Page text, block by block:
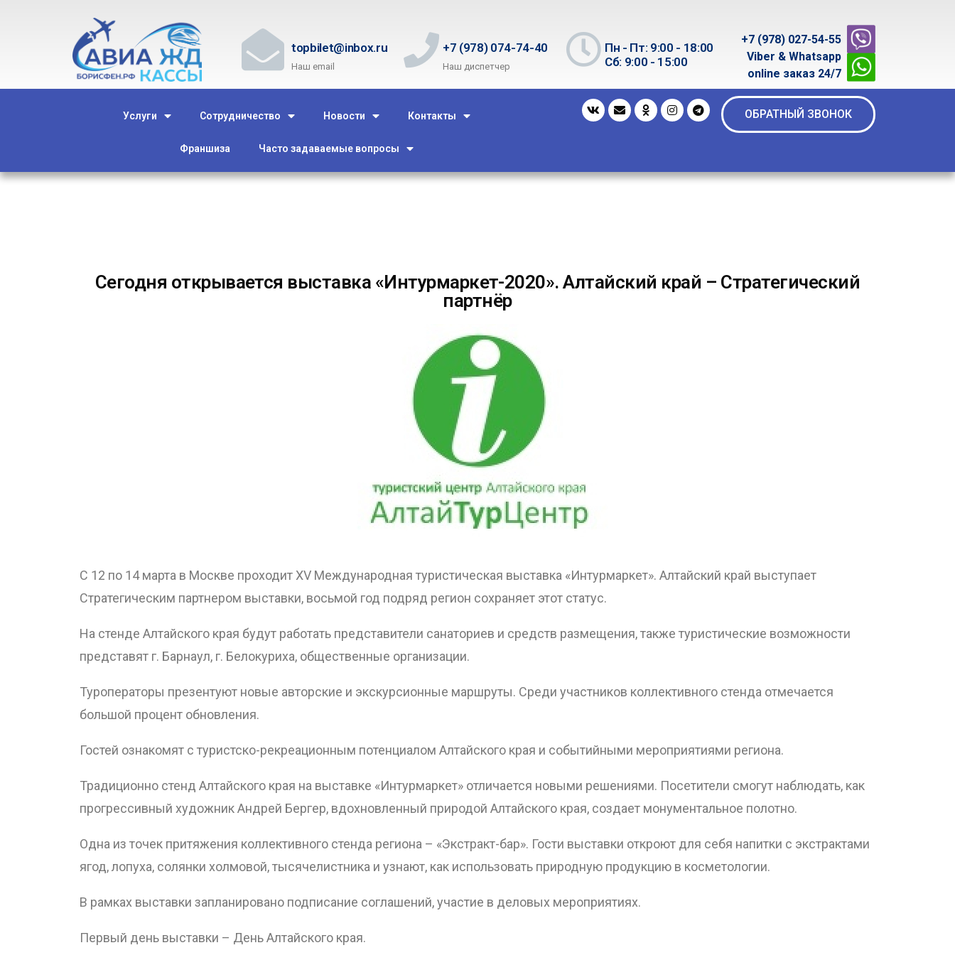
topbilet@inbox.ru
Наш email
+7 (978) 074-74-40
Наш диспетчер
Пн - Пт: 9:00 - 18:00
Сб: 9:00 - 15:00
+7 (978) 027-54-55
Viber & Whatsapp
online заказ 24/7
Услуги Сотрудничество Новости Контакты
Франшиза Часто задаваемые вопросы
ОБРАТНЫЙ ЗВОНОК
Сегодня открывается выставка «Интурмаркет-2020». Алтайский край – Стратегический
партнёр
С 12 по 14 марта в Москве проходит XV Международная туристическая выставка «Интурмаркет». Алтайский край выступает
Стратегическим партнером выставки, восьмой год подряд регион сохраняет этот статус.
На стенде Алтайского края будут работать представители санаториев и средств размещения, также туристические возможности
представят г. Барнаул, г. Белокуриха, общественные организации.
Туроператоры презентуют новые авторские и экскурсионные маршруты. Среди участников коллективного стенда отмечается
большой процент обновления.
Гостей ознакомят с туристско-рекреационным потенциалом Алтайского края и событийными мероприятиями региона.
Традиционно стенд Алтайского края на выставке «Интурмаркет» отличается новыми решениями. Посетители смогут наблюдать, как
прогрессивный художник Андрей Бергер, вдохновленный природой Алтайского края, создает монументальное полотно.
Одна из точек притяжения коллективного стенда региона – «Экстракт-бар». Гости выставки откроют для себя напитки с экстрактами
ягод, лопуха, солянки холмовой, тысячелистника и узнают, как использовать природную продукцию в косметологии.
В рамках выставки запланировано подписание соглашений, участие в деловых мероприятиях.
Первый день выставки – День Алтайского края.
ОТПРАВИТЬ